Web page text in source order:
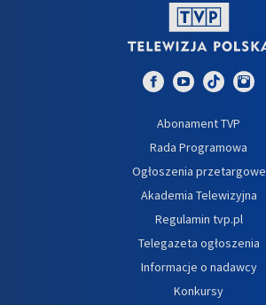
Abonament TVP
Rada Programowa
Ogłoszenia przetargowe
Akademia Telewizyjna
Regulamin tvp.pl
Telegazeta ogłoszenia
Informacje o nadawcy
Konkursy